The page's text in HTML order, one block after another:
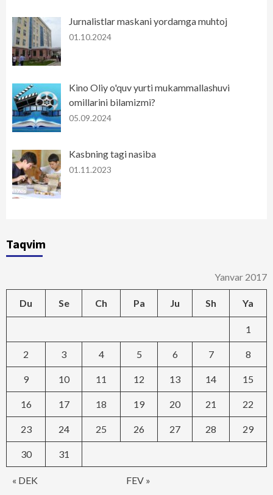
Jurnalistlar maskani yordamga muhtoj
01.10.2024
Kino Oliy o'quv yurti mukammallashuvi
omillarini bilamizmi?
05.09.2024
Kasbning tagi nasiba
01.11.2023
Taqvim
Yanvar 2017
Du Se Ch Pa Ju Sh Ya
« DEK FEV »
1
2 3 4 5 6 7 8
9 10 11 12 13 14 15
16 17 18 19 20 21 22
23 24 25 26 27 28 29
30 31